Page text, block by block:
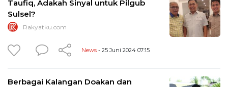
Taufiq, Adakah Sinyal untuk Pilgub
Sulsel?
Rakyatku.com
News - 25 Juni 2024 07:15
Berbagai Kalangan Doakan dan